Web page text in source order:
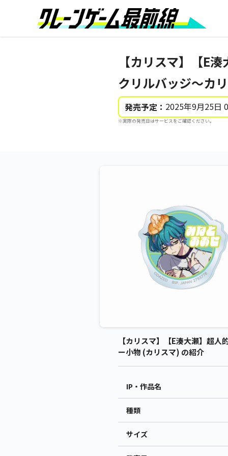
【カリスマ】【E
クリルバッジ～カ
発売予定： 2025年9月25日
※実際の発売日はサービスをご確認ください。
【カリスマ】【E湊大瀬】超
ー小物 (カリスマ) の紹介
IP・作品名
種類
サイズ